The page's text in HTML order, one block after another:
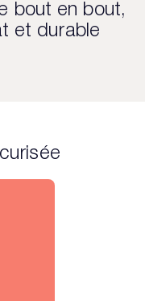
bout en bout,
et durable